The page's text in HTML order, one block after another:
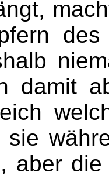
des
damit
sie
aber